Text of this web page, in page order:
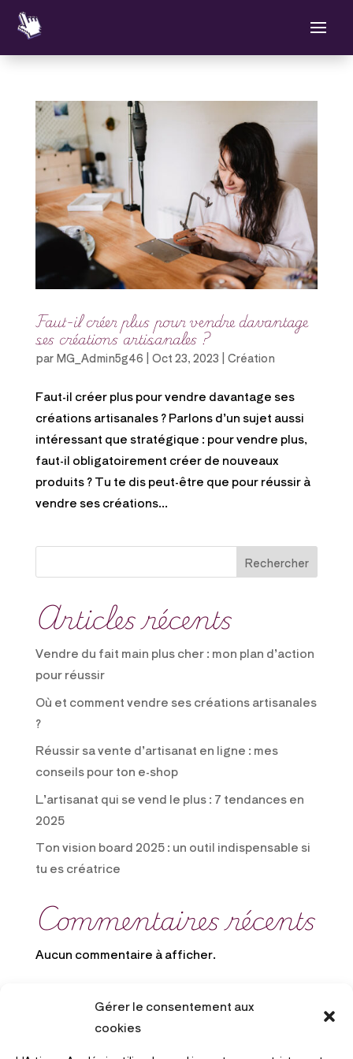
Gérer le consentement aux
cookies
Faut-il créer plus pour vendre davantage
ses créations artisanales ?
par MG_Admin5g46 Oct 23, 2023 Création
Faut-il créer plus pour vendre davantage ses
créations artisanales ? Parlons d’un sujet aussi
intéressant que stratégique : pour vendre plus,
faut-il obligatoirement créer de nouveaux
produits ? Tu te dis peut-être que pour réussir à
vendre ses créations...
Rechercher
Articles récents
Vendre du fait main plus cher : mon plan d’action
pour réussir
Où et comment vendre ses créations artisanales
?
Réussir sa vente d’artisanat en ligne : mes
conseils pour ton e-shop
L’artisanat qui se vend le plus : 7 tendances en
2025
Ton vision board 2025 : un outil indispensable si
tu es créatrice
Commentaires récents
Aucun commentaire à afficher.